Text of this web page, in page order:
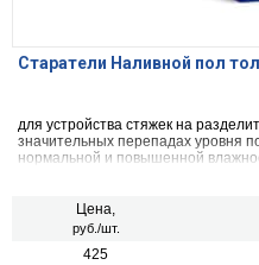
Старатели Наливной пол
для устройства стяжек на
значительных перепадах уровня
нормальной и повышенной
Цена,
руб./шт.
425